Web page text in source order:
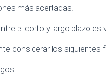
más acertadas.
el corto y largo plazo
considerar los siguientes